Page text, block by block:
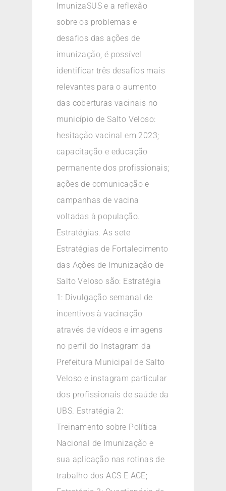
ImunizaSUS e a reflexão
sobre os problemas e
desafios das ações de
imunização, é possível
identificar três desafios mais
relevantes para o aumento
das coberturas vacinais no
município de Salto Veloso:
hesitação vacinal em 2023;
capacitação e educação
permanente dos profissionais;
ações de comunicação e
campanhas de vacina
voltadas à população.
Estratégias. As sete
Estratégias de Fortalecimento
das Ações de Imunização de
Salto Veloso são: Estratégia
1: Divulgação semanal de
incentivos à vacinação
através de vídeos e imagens
no perfil do Instagram da
Prefeitura Municipal de Salto
Veloso e instagram particular
dos profissionais de saúde da
UBS. Estratégia 2:
Treinamento sobre Política
Nacional de Imunização e
sua aplicação nas rotinas de
trabalho dos ACS E ACE;